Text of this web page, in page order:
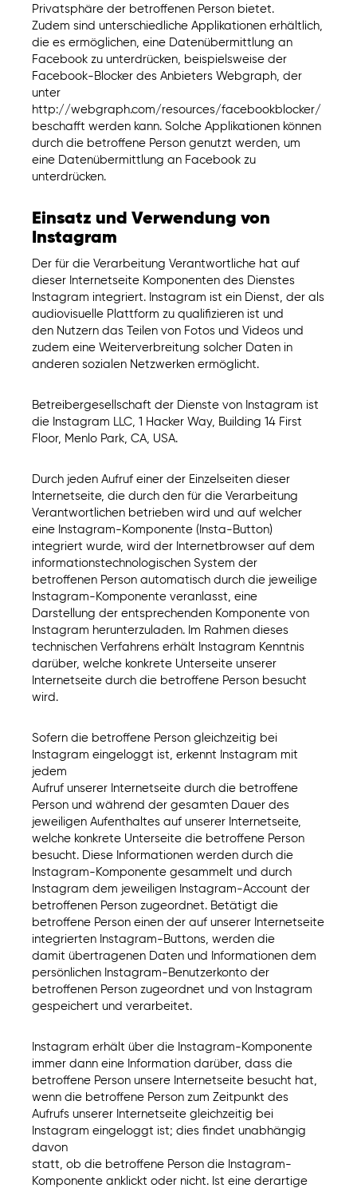
Privatsphäre der betroffenen Person bietet.
Zudem sind unterschiedliche Applikationen erhältlich,
die es ermöglichen, eine Datenübermittlung an
Facebook zu unterdrücken, beispielsweise der
Facebook-Blocker des Anbieters Webgraph, der
unter
http://webgraph.com/resources/facebookblocker/
beschafft werden kann. Solche Applikationen können
durch die betroffene Person genutzt werden, um
eine Datenübermittlung an Facebook zu
unterdrücken.
Einsatz und Verwendung von
Instagram
Der für die Verarbeitung Verantwortliche hat auf
dieser Internetseite Komponenten des Dienstes
Instagram integriert. Instagram ist ein Dienst, der als
audiovisuelle Plattform zu qualifizieren ist und
den Nutzern das Teilen von Fotos und Videos und
zudem eine Weiterverbreitung solcher Daten in
anderen sozialen Netzwerken ermöglicht.
Betreibergesellschaft der Dienste von Instagram ist
die Instagram LLC, 1 Hacker Way, Building 14 First
Floor, Menlo Park, CA, USA.
Durch jeden Aufruf einer der Einzelseiten dieser
Internetseite, die durch den für die Verarbeitung
Verantwortlichen betrieben wird und auf welcher
eine Instagram-Komponente (Insta-Button)
integriert wurde, wird der Internetbrowser auf dem
informationstechnologischen System der
betroffenen Person automatisch durch die jeweilige
Instagram-Komponente veranlasst, eine
Darstellung der entsprechenden Komponente von
Instagram herunterzuladen. Im Rahmen dieses
technischen Verfahrens erhält Instagram Kenntnis
darüber, welche konkrete Unterseite unserer
Internetseite durch die betroffene Person besucht
wird.
Sofern die betroffene Person gleichzeitig bei
Instagram eingeloggt ist, erkennt Instagram mit
jedem
Aufruf unserer Internetseite durch die betroffene
Person und während der gesamten Dauer des
jeweiligen Aufenthaltes auf unserer Internetseite,
welche konkrete Unterseite die betroffene Person
besucht. Diese Informationen werden durch die
Instagram-Komponente gesammelt und durch
Instagram dem jeweiligen Instagram-Account der
betroffenen Person zugeordnet. Betätigt die
betroffene Person einen der auf unserer Internetseite
integrierten Instagram-Buttons, werden die
damit übertragenen Daten und Informationen dem
persönlichen Instagram-Benutzerkonto der
betroffenen Person zugeordnet und von Instagram
gespeichert und verarbeitet.
Instagram erhält über die Instagram-Komponente
immer dann eine Information darüber, dass die
betroffene Person unsere Internetseite besucht hat,
wenn die betroffene Person zum Zeitpunkt des
Aufrufs unserer Internetseite gleichzeitig bei
Instagram eingeloggt ist; dies findet unabhängig
davon
statt, ob die betroffene Person die Instagram-
Komponente anklickt oder nicht. Ist eine derartige